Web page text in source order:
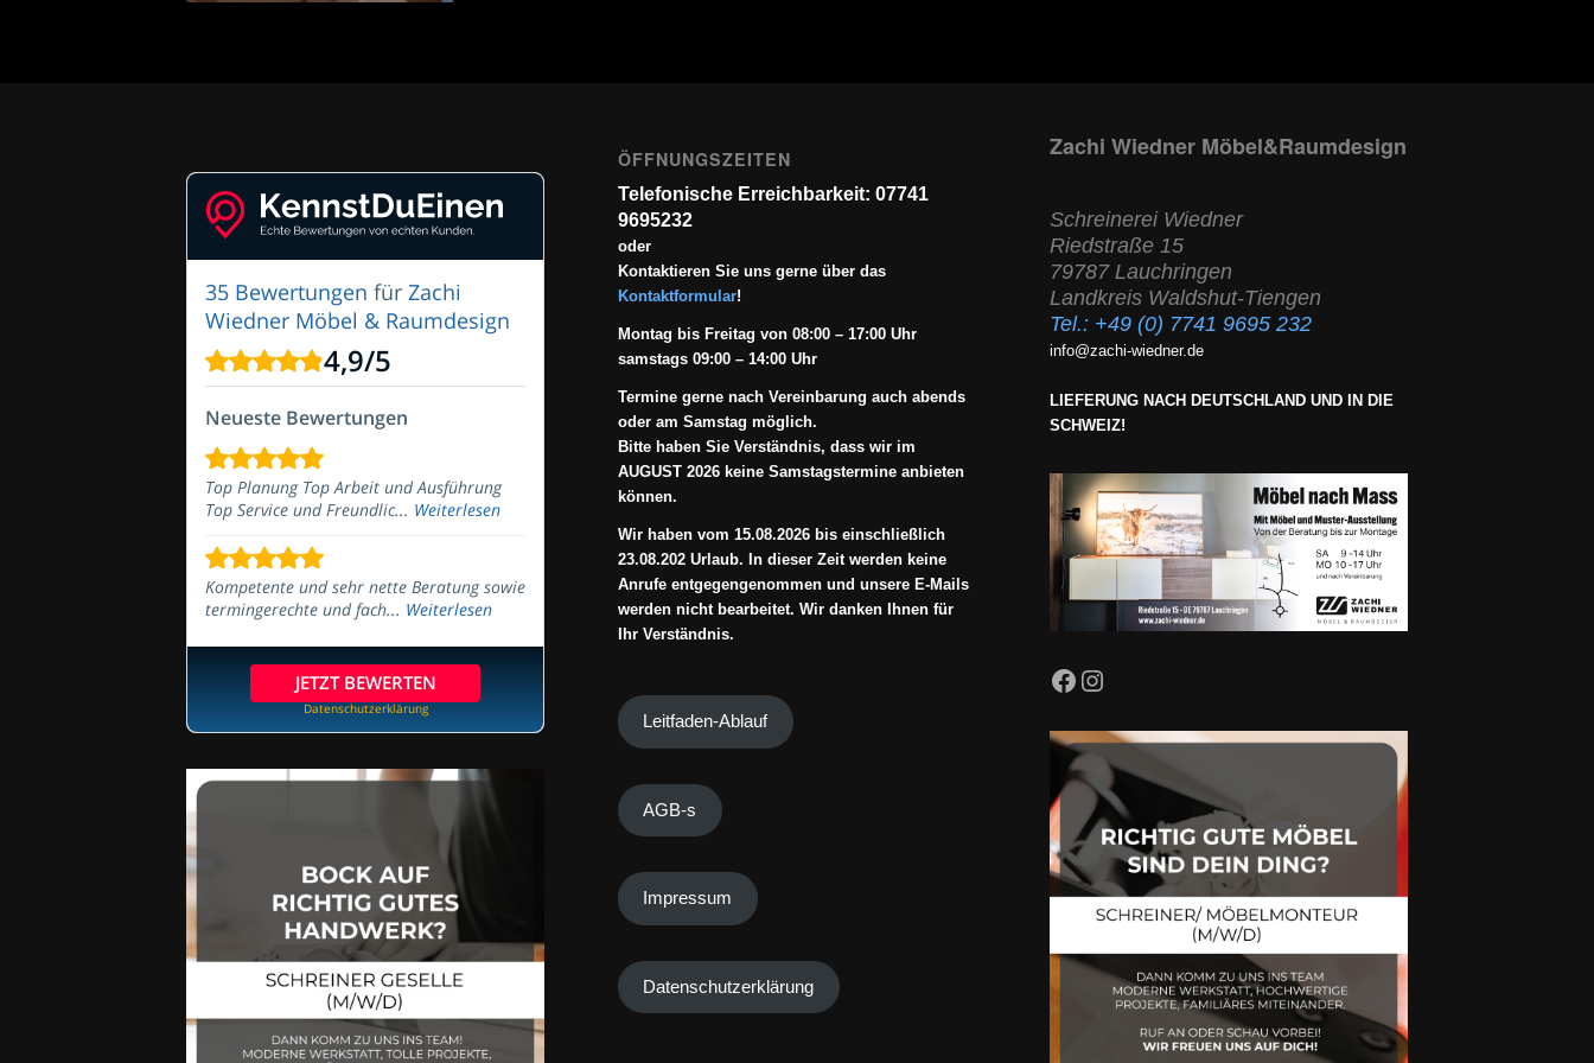
35 Bewertungen für Zachi
Wiedner Möbel & Raumdesign
4,9/5
Neueste Bewertungen
Top Planung Top Arbeit und Ausführung
Top Service und Freundlic... Weiterlesen
Kompetente und sehr nette Beratung sowie
termingerechte und fach... Weiterlesen
JETZT BEWERTEN
Datenschutzerklärung
ÖFFNUNGSZEITEN
Telefonische Erreichbarkeit: 07741
9695232
oder
Kontaktieren Sie uns gerne über das
Kontaktformular!
Montag bis Freitag von 08:00 – 17:00 Uhr
samstags 09:00 – 14:00 Uhr
Termine gerne nach Vereinbarung auch abends
oder am Samstag möglich.
Bitte haben Sie Verständnis, dass wir im
AUGUST 2026 keine Samstagstermine anbieten
können.
Wir haben vom 15.08.2026 bis einschließlich
23.08.202 Urlaub. In dieser Zeit werden keine
Anrufe entgegengenommen und unsere E-Mails
werden nicht bearbeitet. Wir danken Ihnen für
Ihr Verständnis.
Leitfaden-Ablauf
AGB-s
Impressum
Datenschutzerklärung
Zachi Wiedner Möbel&Raumdesign
Schreinerei Wiedner
Riedstraße 15
79787 Lauchringen
Landkreis Waldshut-Tiengen
Tel.: +49 (0) 7741 9695 232
info@zachi-wiedner.de
LIEFERUNG NACH DEUTSCHLAND UND IN DIE
SCHWEIZ!
Facebook
Instagram